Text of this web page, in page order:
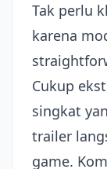
Tak perlu
karena
Cukup
singkat
trailer
game.